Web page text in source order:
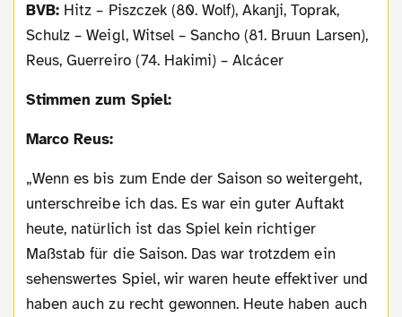
BVB: Hitz – Piszczek (80. Wolf), Akanji, Toprak,
Schulz – Weigl, Witsel – Sancho (81. Bruun Larsen),
Reus, Guerreiro (74. Hakimi) – Alcácer
Stimmen zum Spiel:
Marco Reus:
„Wenn es bis zum Ende der Saison so weitergeht,
unterschreibe ich das. Es war ein guter Auftakt
heute, natürlich ist das Spiel kein richtiger
Maßstab für die Saison. Das war trotzdem ein
sehenswertes Spiel, wir waren heute effektiver und
haben auch zu recht gewonnen. Heute haben auch